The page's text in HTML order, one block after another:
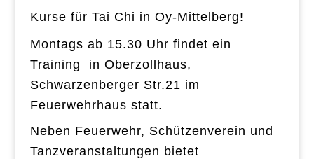
Kurse für Tai Chi in Oy-Mittelberg!
Montags ab 15.30 Uhr findet ein
Training
in Oberzollhaus,
Schwarzenberger Str.21 im
Feuerwehrhaus statt.
Neben Feuerwehr, Schützenverein und
Tanzveranstaltungen bietet